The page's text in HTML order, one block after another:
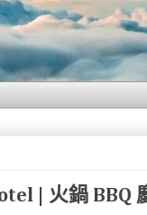
| 火鍋 BBQ